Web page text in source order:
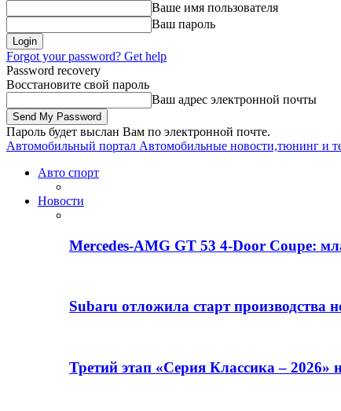
Ваше имя пользователя
Ваш пароль
Forgot your password? Get help
Password recovery
Восстановите свой пароль
Ваш адрес электронной почты
Пароль будет выслан Вам по электронной почте.
Автомобильный портал Автомобильные новости,тюнинг и
Авто спорт
Новости
Mercedes-AMG GT 53 4-Door Coupe:
Subaru отложила старт производства
Третий этап «Серия Классика –